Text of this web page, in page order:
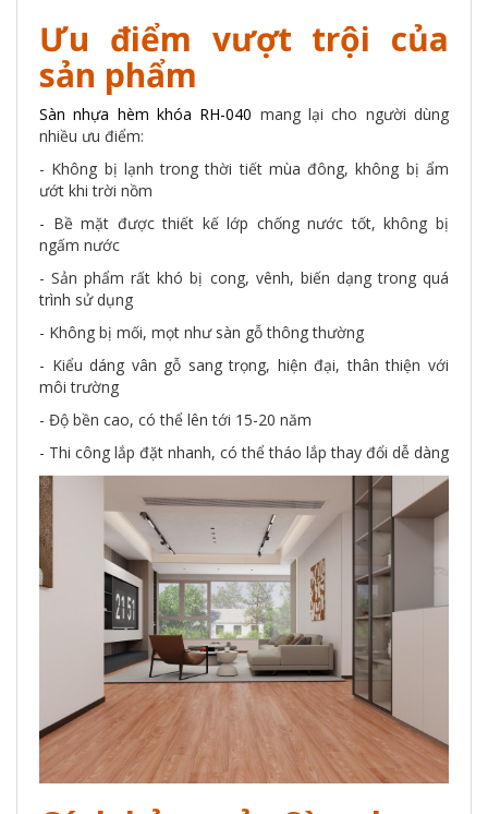
Ưu điểm vượt trội của
sản phẩm
Sàn nhựa hèm khóa RH-040 mang lại cho người dùng
nhiều ưu điểm:
- Không bị lạnh trong thời tiết mùa đông, không bị ẩm
ướt khi trời nồm
- Bề mặt được thiết kế lớp chống nước tốt, không bị
ngấm nước
- Sản phẩm rất khó bị cong, vênh, biến dạng trong quá
trình sử dụng
- Không bị mối, mọt như sàn gỗ thông thường
- Kiểu dáng vân gỗ sang trọng, hiện đại, thân thiện với
môi trường
- Độ bền cao, có thể lên tới 15-20 năm
- Thi công lắp đặt nhanh, có thể tháo lắp thay đổi dễ dàng